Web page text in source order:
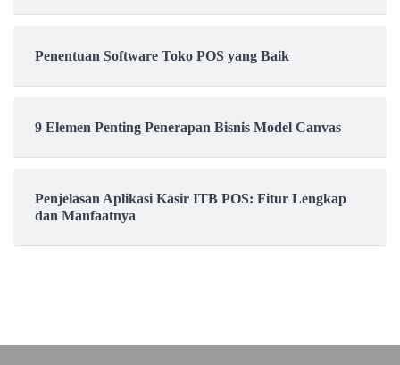
Penentuan Software Toko POS yang Baik
9 Elemen Penting Penerapan Bisnis Model Canvas
Penjelasan Aplikasi Kasir ITB POS: Fitur Lengkap
dan Manfaatnya